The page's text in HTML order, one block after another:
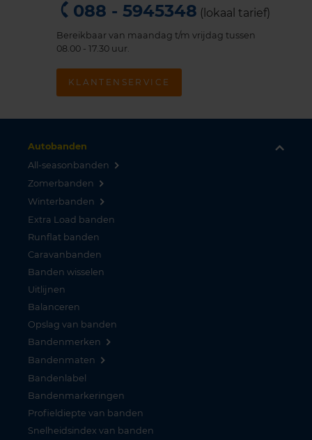
088 - 5945348 (lokaal tarief)
Bereikbaar van maandag t/m vrijdag tussen
08.00 - 17.30 uur.
KLANTENSERVICE
Autobanden
All-seasonbanden
Zomerbanden
Winterbanden
Extra Load banden
Runflat banden
Caravanbanden
Banden wisselen
Uitlijnen
Balanceren
Opslag van banden
Bandenmerken
Bandenmaten
Bandenlabel
Bandenmarkeringen
Profieldiepte van banden
Snelheidsindex van banden